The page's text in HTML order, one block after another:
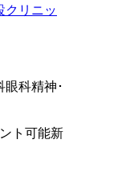
クリニッ
眼科精神･
ト可能新